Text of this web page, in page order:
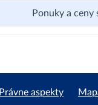
Ponuky a
Právne aspekty